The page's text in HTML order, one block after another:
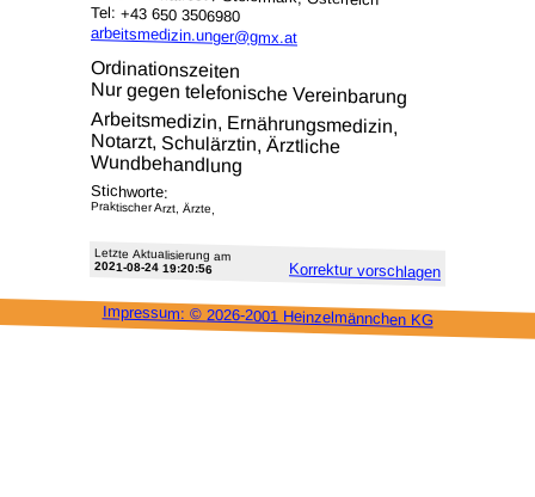
Tel: +43 650 3506980
arbeitsmedizin.unger@gmx.at
Ordinationszeiten
Nur gegen telefonische Vereinbarung
Arbeitsmedizin, Ernährungsmedizin,
Notarzt, Schulärztin, Ärztliche
Wundbehandlung
Stichworte:
Praktischer Arzt, Ärzte,
Letzte Aktu­alisie­rung am
2021-08-24 19:20:56 Korrektur vor­schlagen
Impressum: © 2026-2001 Heinzel­männchen KG